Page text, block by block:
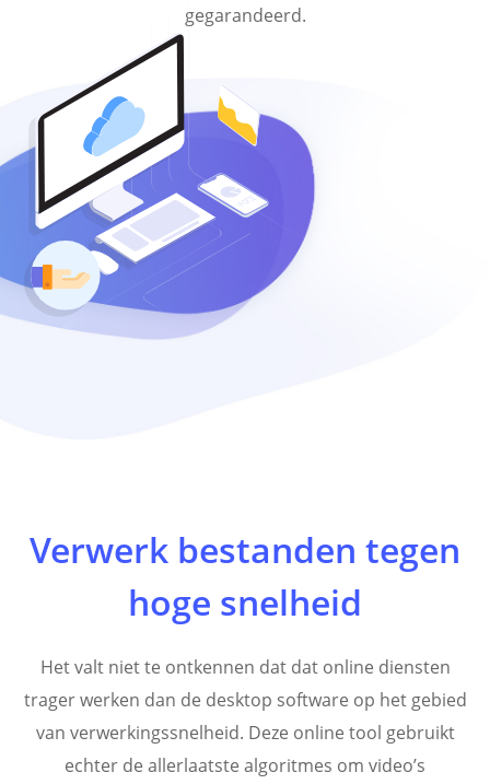
gegarandeerd.
Verwerk bestanden tegen
hoge snelheid
Het valt niet te ontkennen dat dat online diensten
trager werken dan de desktop software op het gebied
van verwerkingssnelheid. Deze online tool gebruikt
echter de allerlaatste algoritmes om video’s